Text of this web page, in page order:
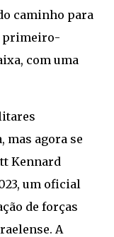
caminho para
primeiro-
com uma
mas agora se
Kennard
um oficial
de forças
A